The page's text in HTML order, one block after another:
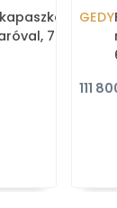
78cm -
GEDY
111